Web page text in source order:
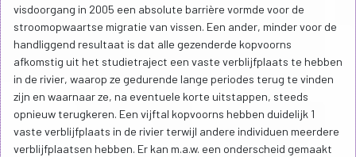
visdoorgang in 2005 een absolute barrière vormde voor de
stroomopwaartse migratie van vissen. Een ander, minder voor de
handliggend resultaat is dat alle gezenderde kopvoorns
afkomstig uit het studietraject een vaste verblijfplaats te hebben
in de rivier, waarop ze gedurende lange periodes terug te vinden
zijn en waarnaar ze, na eventuele korte uitstappen, steeds
opnieuw terugkeren. Een vijftal kopvoorns hebben duidelijk 1
vaste verblijfplaats in de rivier terwijl andere individuen meerdere
verblijfplaatsen hebben. Er kan m.a.w. een onderscheid gemaakt